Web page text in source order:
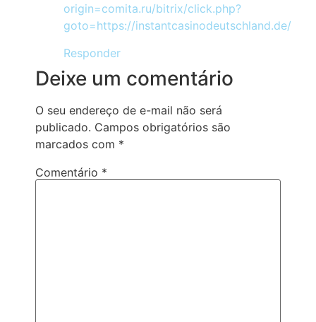
origin=comita.ru/bitrix/click.php?
goto=https://instantcasinodeutschland.de/
Responder
Deixe um comentário
O seu endereço de e-mail não será
publicado. Campos obrigatórios são
marcados com *
Comentário *